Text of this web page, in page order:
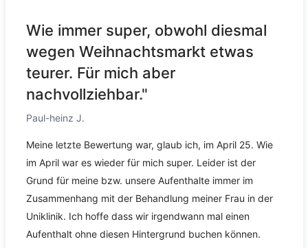
Wie immer super, obwohl diesmal
wegen Weihnachtsmarkt etwas
teurer. Für mich aber
nachvollziehbar."
Paul-heinz J.
Meine letzte Bewertung war, glaub ich, im April 25. Wie
im April war es wieder für mich super. Leider ist der
Grund für meine bzw. unsere Aufenthalte immer im
Zusammenhang mit der Behandlung meiner Frau in der
Uniklinik. Ich hoffe dass wir irgendwann mal einen
Aufenthalt ohne diesen Hintergrund buchen können.